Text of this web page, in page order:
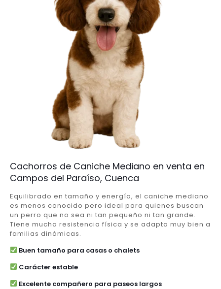
Cachorros de Caniche Mediano en venta en
Campos del Paraíso, Cuenca
Equilibrado en tamaño y energía, el caniche mediano
es menos conocido pero ideal para quienes buscan
un perro que no sea ni tan pequeño ni tan grande.
Tiene mucha resistencia física y se adapta muy bien a
familias dinámicas.
Buen tamaño para casas o chalets
Carácter estable
Excelente compañero para paseos largos